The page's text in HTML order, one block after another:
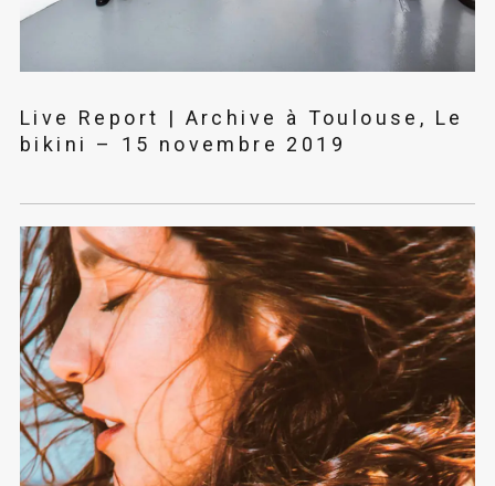
Live Report | Archive à Toulouse, Le
bikini – 15 novembre 2019